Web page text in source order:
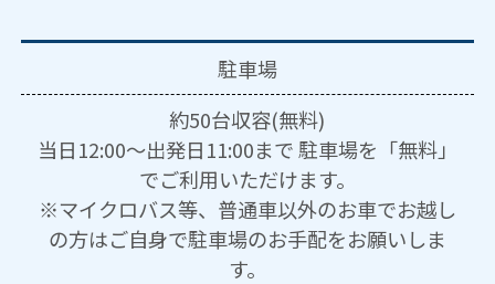
駐車場
約50台収容(無料)
当日12:00～出発日11:00まで 駐車場を「無料」
でご利用いただけます。
※マイクロバス等、普通車以外のお車でお越し
の方はご自身で駐車場のお手配をお願いしま
す。